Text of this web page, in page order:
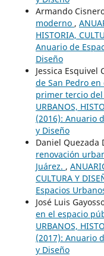
Armando
moderno ,
HISTORIA,
Anuario de
Diseño
Jessica Esquivel
de San Pedro
primer tercio del
URBANOS,
(2016): Anuario
y Diseño
Daniel Quezada
renovación
Juárez. ,
CULTURA Y
Espacios
José Luis
en el espacio
URBANOS,
(2017): Anuario
y Diseño